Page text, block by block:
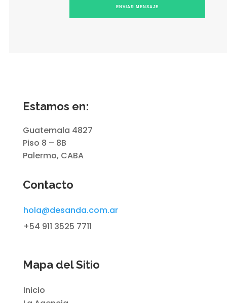
ENVIAR MENSAJE
Estamos en:
Guatemala 4827
Piso 8 – 8B
Palermo, CABA
Contacto
hola@desanda.com.ar
+54 911 3525 7711
Mapa del Sitio
Inicio